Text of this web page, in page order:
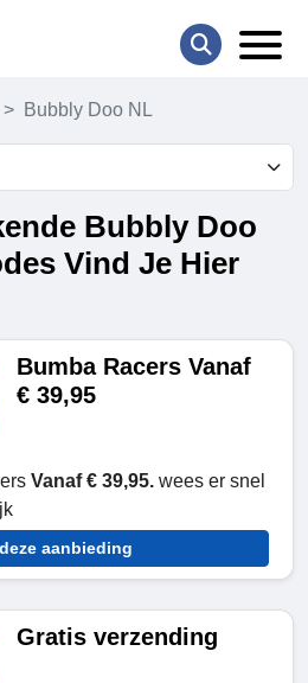
Bubbly Doo NL
Bubbly Doo
Vind Je Hier
Bumba Racers Vanaf
€ 39,95
Vanaf € 39,95. wees er snel
aanbieding
Gratis verzending